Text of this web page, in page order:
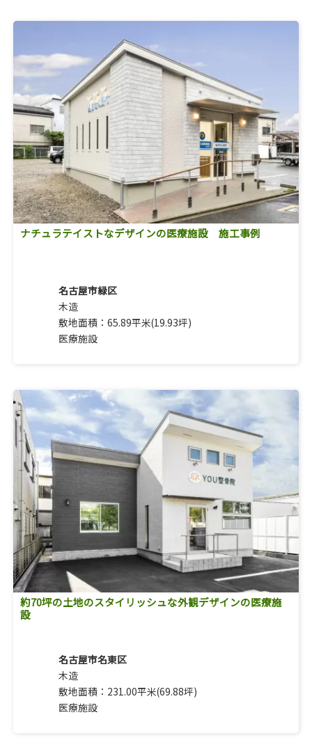
ナチュラテイストなデザインの医療施設 施工事例
名古屋市緑区
木造
敷地面積：65.89平米(19.93坪)
医療施設
約70坪の土地のスタイリッシュな外観デザインの医療施
設
名古屋市名東区
木造
敷地面積：231.00平米(69.88坪)
医療施設